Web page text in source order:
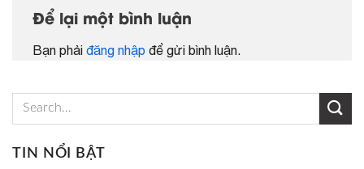
Để lại một bình luận
Bạn phải đăng nhập để gửi bình luận.
TIN NỔI BẬT